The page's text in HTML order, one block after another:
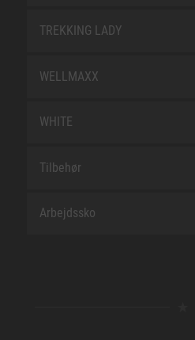
TREKKING LADY
WELLMAXX
WHITE
Tilbehør
Arbejdssko